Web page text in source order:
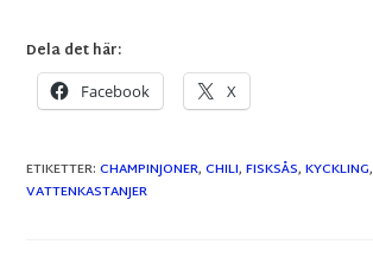
Dela det här:
Facebook X
ETIKETTER:CHAMPINJONER, CHILI, FISKSÅS, KYCKLING,
VATTENKASTANJER